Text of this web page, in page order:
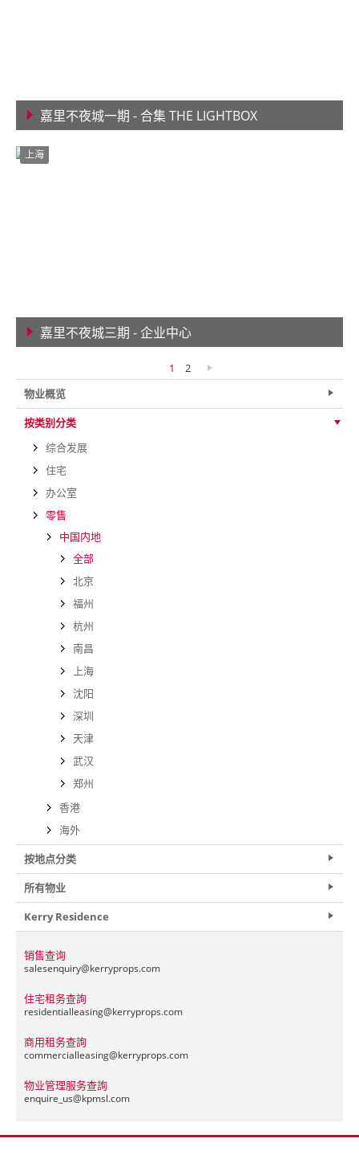
嘉里不夜城一期 - 合集 THE LIGHTBOX
上海
嘉里不夜城三期 - 企业中心
1
2
物业概览
按类别分类
综合发展
住宅
办公室
零售
中国内地
全部
北京
福州
杭州
南昌
上海
沈阳
深圳
天津
武汉
郑州
香港
海外
按地点分类
所有物业
Kerry Residence
销售查询
salesenquiry@kerryprops.com
住宅租务查詢
residentialleasing@kerryprops.com
商用租务查詢
commercialleasing@kerryprops.com
物业管理服务查詢
enquire_us@kpmsl.com